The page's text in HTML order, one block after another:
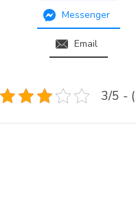
Messenger
Email
3/5 -